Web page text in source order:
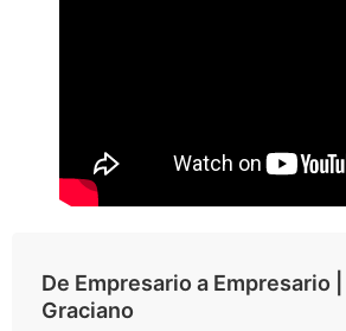
De Empresario a Empresario
Graciano